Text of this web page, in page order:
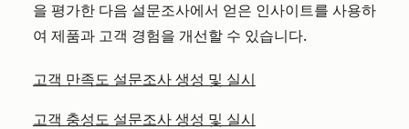
을 평가한 다음 설문조사에서 얻은 인사이트를 사용하
여 제품과 고객 경험을 개선할 수 있습니다.
고객 만족도 설문조사 생성 및 실시
고객 충성도 설문조사 생성 및 실시